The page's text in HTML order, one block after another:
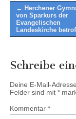
Post
navigation
← Herchener
von Sparkurs der
Evangelischen
Landeskirche
Schreibe
Deine E-Mail-
Felder sind mit *
Kommentar *